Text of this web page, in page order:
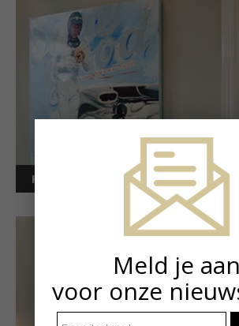
Kunstuitleen voor bedrijven
Meld je aan
voor onze